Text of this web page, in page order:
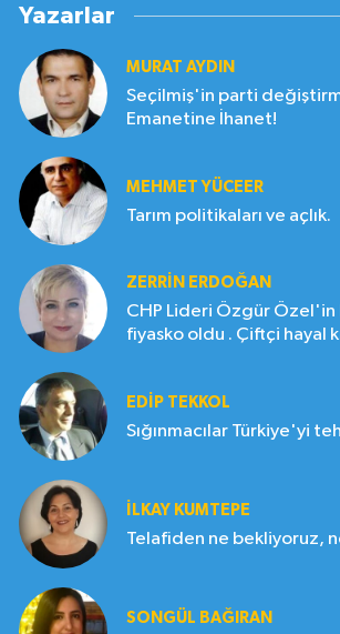
Yazarlar
MURAT AYDIN
Seçilmiş'in parti
Emanetine İhanet!
MEHMET YÜCEER
Tarım politikaları ve açlık.
ZERRIN ERDOĞAN
CHP Lideri Özgür Özel'in
fiyasko oldu . Çiftçi hayal
EDIP TEKKOL
Sığınmacılar Türkiye'yi
İLKAY KUMTEPE
Telafiden ne bekliyoruz,
SONGÜL BAĞIRAN